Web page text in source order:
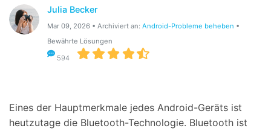
Julia Becker
Mar 09, 2026 • Archiviert an: Android-Probleme beheben •
Bewährte Lösungen
594
Eines der Hauptmerkmale jedes Android-Geräts ist
heutzutage die Bluetooth-Technologie. Bluetooth ist